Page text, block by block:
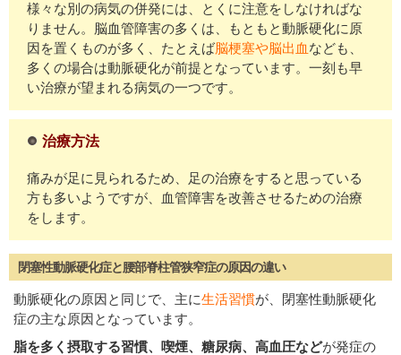
様々な別の病気の併発には、とくに注意をしなければな
りません。脳血管障害の多くは、もともと動脈硬化に原
因を置くものが多く、たとえば脳梗塞や脳出血 なども、
多くの場合は動脈硬化が前提となっています。一刻も早
い治療が望まれる病気の一つです。
治療方法
痛みが足に見られるため、足の治療をすると思っている
方も多いようですが、血管障害を改善させるための治療
をします。
閉塞性動脈硬化症と腰部脊柱管狭窄症の原因の違い
動脈硬化の原因と同じで、主に生活習慣が、閉塞性動脈硬化
症の主な原因となっています。
脂を多く摂取する習慣、喫煙、糖尿病、高血圧などが発症の